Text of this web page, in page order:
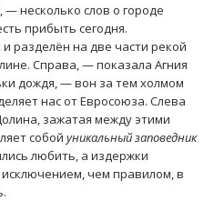
несколько слов о городе
прибыть сегодня.
разделён на две части рекой
Справа, — показала Агния
дождя, — вон за тем холмом
нас от Евросоюза. Слева
зажатая между этими
собой уникальный заповедник
любить, а издержки
чем правилом, в